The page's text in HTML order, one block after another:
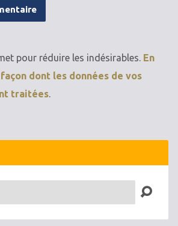
pour réduire les indésirables. En
dont les données de vos
traitées.